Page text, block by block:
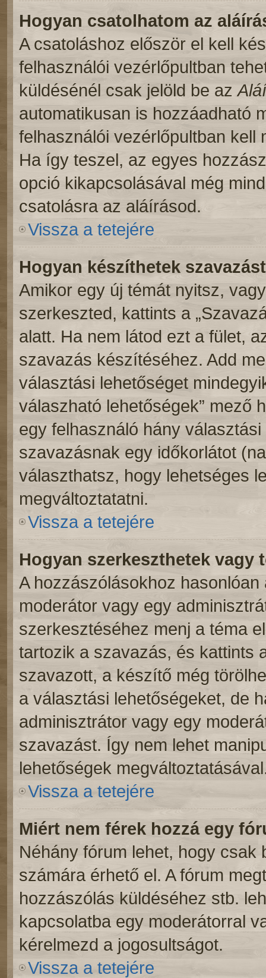
Hogyan csatolhatom az
A csatoláshoz először el kell
felhasználói vezérlőpultban
küldésénél csak jelöld be az
automatikusan is hozzáadható
felhasználói vezérlőpultban kell
Ha így teszel, az egyes
opció kikapcsolásával még
csatolásra az aláírásod.
Vissza a tetejére
Hogyan készíthetek
Amikor egy új témát nyitsz,
szerkeszted, kattints a
alatt. Ha nem látod ezt a fület,
szavazás készítéséhez. Add
választási lehetőséget
válaszható lehetőségek” mező
egy felhasználó hány
szavazásnak egy időkorlátot
választhatsz, hogy lehetséges
megváltoztatatni.
Vissza a tetejére
Hogyan szerkeszthetek vagy
A hozzászólásokhoz
moderátor vagy egy
szerkesztéséhez menj a téma
tartozik a szavazás, és kattints
szavazott, a készítő még
a választási lehetőségeket, de
adminisztrátor vagy egy
szavazást. Így nem lehet
lehetőségek
Vissza a tetejére
Miért nem férek hozzá egy
Néhány fórum lehet, hogy
számára érhető el. A fórum
hozzászólás küldéséhez stb.
kapcsolatba egy moderátorral
kérelmezd a jogosultságot.
Vissza a tetejére